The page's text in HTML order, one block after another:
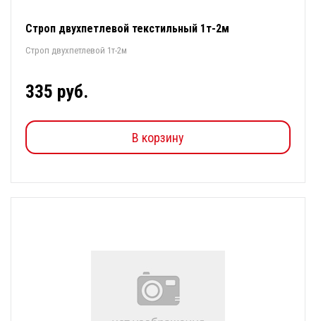
Строп двухпетлевой текстильный 1т-2м
Строп двухпетлевой 1т-2м
335 руб.
В корзину